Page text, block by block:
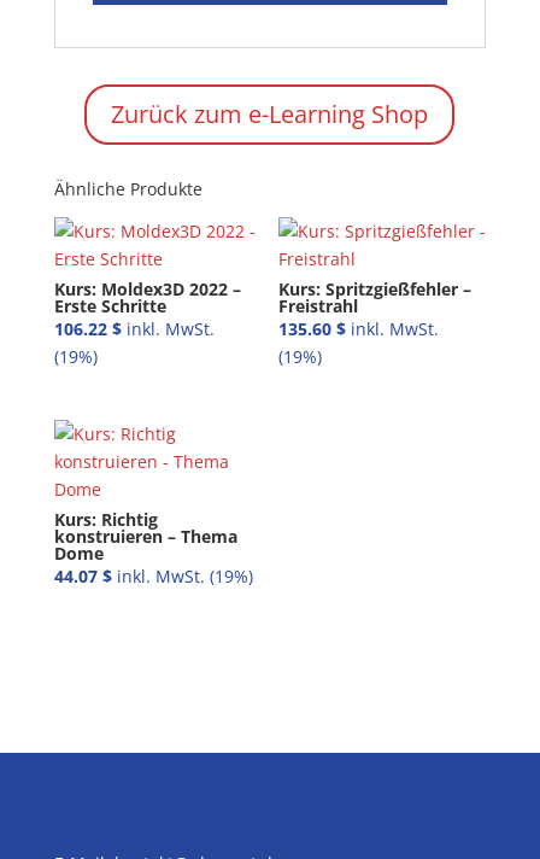
Zurück zum e-Learning Shop
Ähnliche Produkte
Kurs: Moldex3D 2022 –
Erste Schritte
106.22 $
Kurs: Spritzgießfehler –
Freistrahl
135.60$
Kurs: Richtig
konstruieren – Thema
Dome
44.07 $